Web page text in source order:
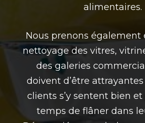
alimentaires.
Nous prenons également
nettoyage des vitres,
des galeries
doivent d’être
clients s’y sentent bien
temps de flâner dans